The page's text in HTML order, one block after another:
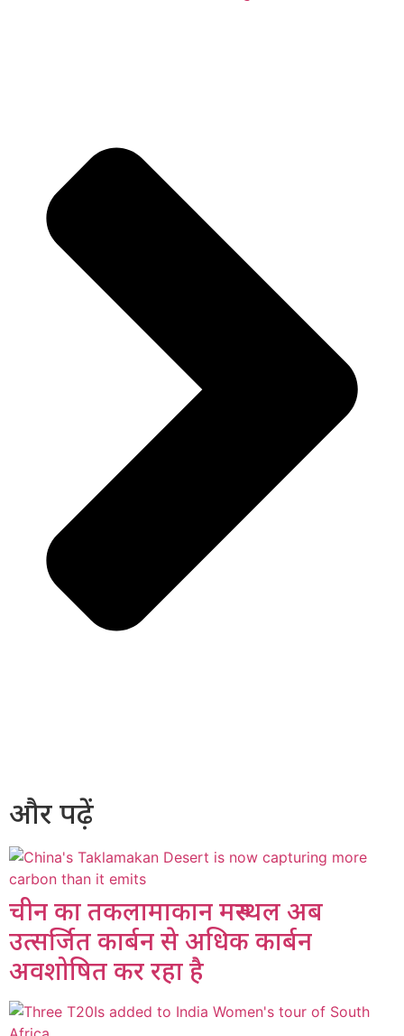
और पढ़ें
चीन का तकलामाकान मरुस्थल अब
उत्सर्जित कार्बन से अधिक कार्बन
अवशोषित कर रहा है